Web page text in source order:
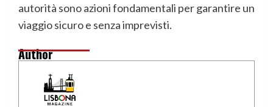
autorità sono azioni fondamentali per garantire un
viaggio sicuro e senza imprevisti.
Author